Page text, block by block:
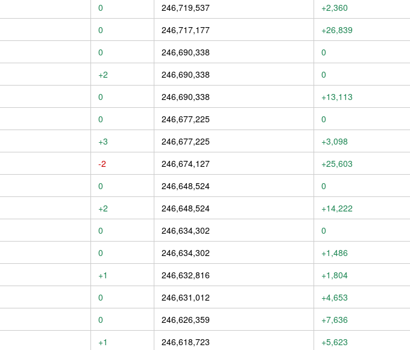
0 246,719,537
+2,360
0 246,717,177
+26,839
0 246,690,338
0
+2 246,690,338
0
0 246,690,338
+13,113
0 246,677,225
0
+3 246,677,225
+3,098
-2 246,674,127
+25,603
0 246,648,524
0
+2 246,648,524
+14,222
0 246,634,302
0
0 246,634,302
+1,486
+1 246,632,816
+1,804
0 246,631,012
+4,653
0 246,626,359
+7,636
+1 246,618,723
+5,623